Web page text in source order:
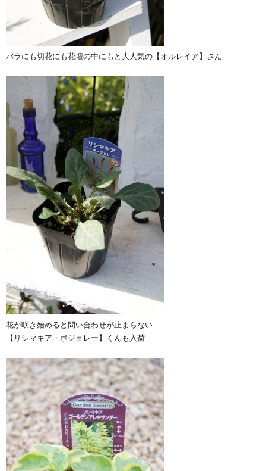
バラにも切花にも花壇の中にもと大人気の【オルレイア】さん
花が咲き始めると問い合わせが止まらない
【リシマキア・ボジョレー】くんも入荷